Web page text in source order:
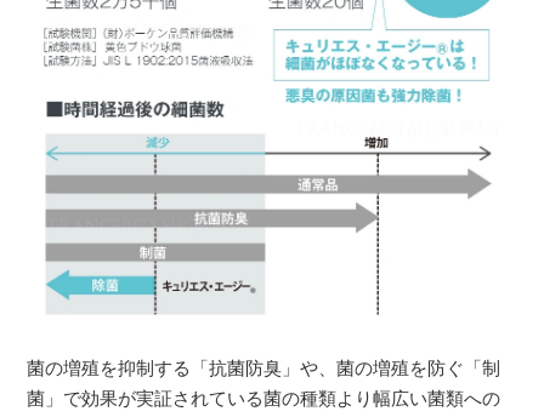
菌の増殖を抑制する「抗菌防臭」や、菌の増殖を防ぐ「制
菌」で効果が実証されている菌の種類より幅広い菌類への